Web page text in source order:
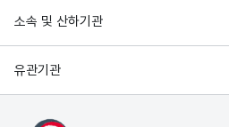
소속 및 산하기관
유관기관